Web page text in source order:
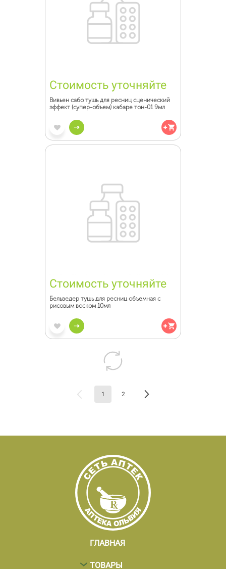
Стоимость уточняйте
Вивьен сабо тушь для ресниц сценический
эффект (супер-объем) кабаре тон-01 9мл
Стоимость уточняйте
Бельведер тушь для ресниц объемная с
рисовым воском 10мл
1 2
ГЛАВНАЯ
ТОВАРЫ